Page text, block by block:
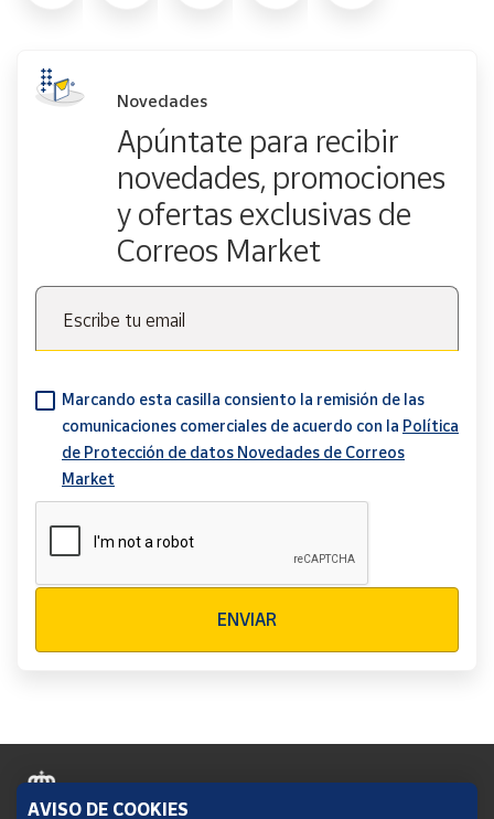
Novedades
Apúntate para recibir
novedades, promociones
y ofertas exclusivas de
Correos Market
Escribe tu email
Marcando esta casilla consiento la remisión de las
comunicaciones comerciales de acuerdo con la Política
de Protección de datos Novedades de Correos
Market
ENVIAR
AVISO DE COOKIES